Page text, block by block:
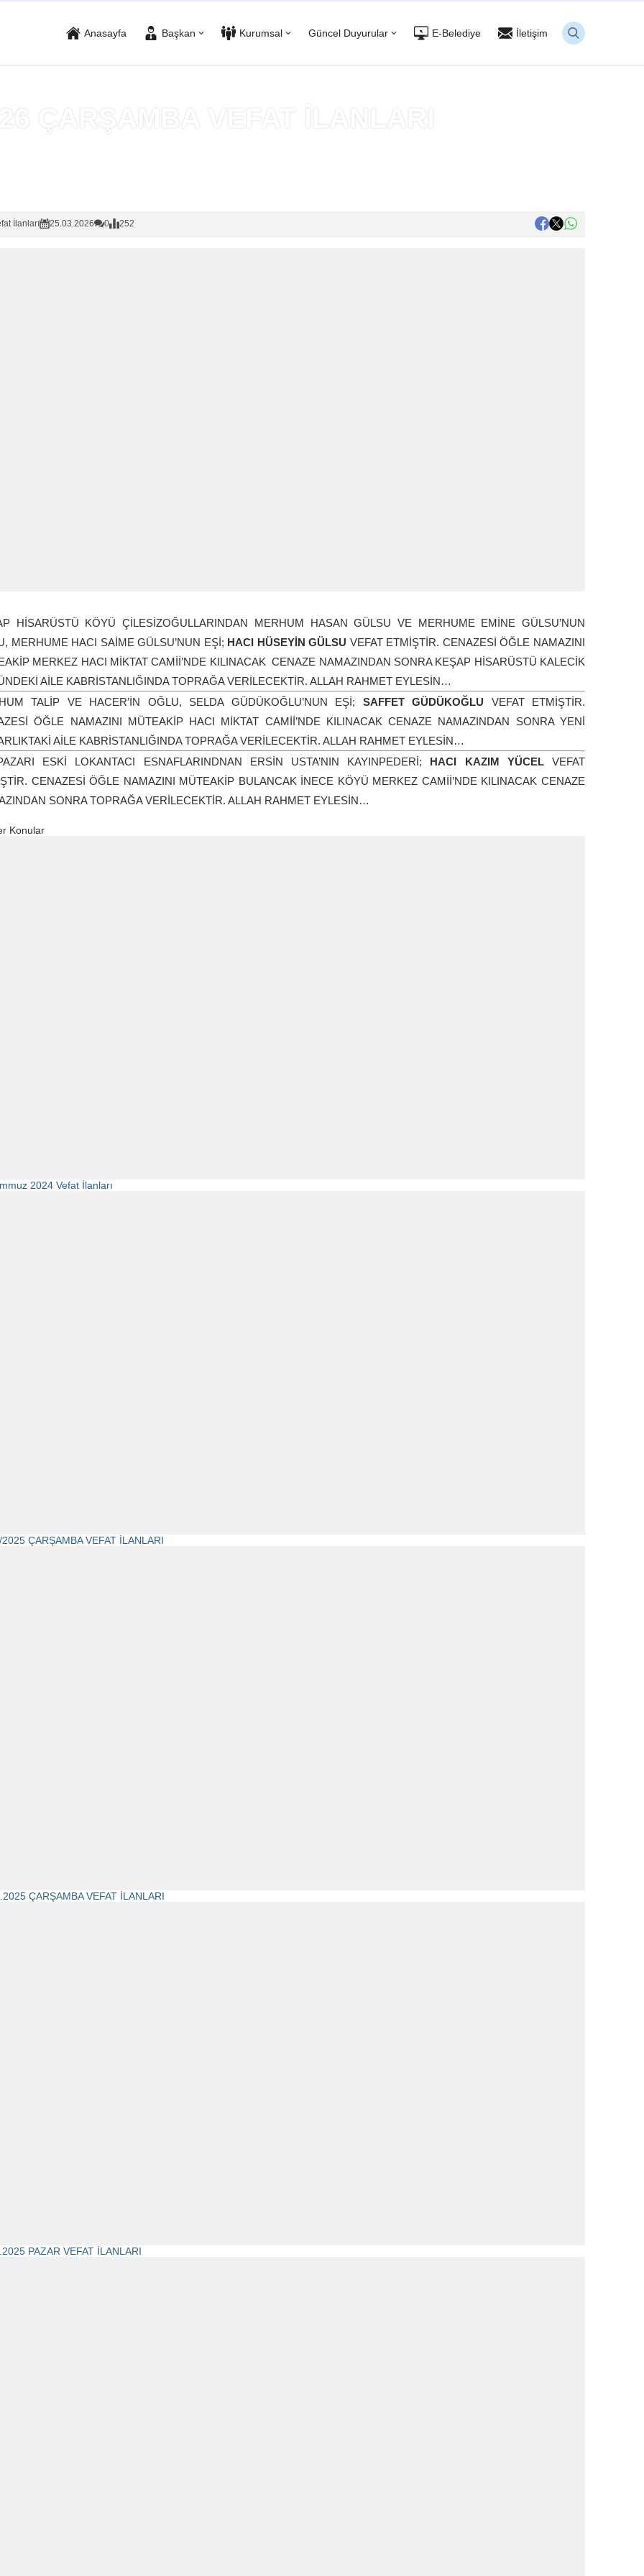
Anasayfa Başkan Kurumsal Güncel Duyurular E-Belediye İletişim
ÇARŞAMBA VEFAT İLANLARI
İlanları 25.03.2026 0 252
HİSARÜSTÜ KÖYÜ ÇİLESİZOĞULLARINDAN MERHUM HASAN GÜLSU VE MERHUME EMİNE GÜLSU’NUN
MERHUME HACI SAİME GÜLSU’NUN EŞİ; HACI HÜSEYİN GÜLSU VEFAT ETMİŞTİR. CENAZESİ ÖĞLE NAMAZINI
MERKEZ HACI MİKTAT CAMİİ’NDE KILINACAK CENAZE NAMAZINDAN SONRA KEŞAP HİSARÜSTÜ KALECİK
AİLE KABRİSTANLIĞINDA TOPRAĞA VERİLECEKTİR. ALLAH RAHMET EYLESİN…
TALİP VE HACER’İN OĞLU, SELDA GÜDÜKOĞLU’NUN EŞİ; SAFFET GÜDÜKOĞLU VEFAT ETMİŞTİR.
ÖĞLE NAMAZINI MÜTEAKİP HACI MİKTAT CAMİİ’NDE KILINACAK CENAZE NAMAZINDAN SONRA YENİ
AİLE KABRİSTANLIĞINDA TOPRAĞA VERİLECEKTİR. ALLAH RAHMET EYLESİN…
ESKİ LOKANTACI ESNAFLARINDNAN ERSİN USTA’NIN KAYINPEDERİ; HACI KAZIM YÜCELVEFAT
CENAZESİ ÖĞLE NAMAZINI MÜTEAKİP BULANCAK İNECE KÖYÜ MERKEZ CAMİİ’NDE KILINACAK CENAZE
SONRA TOPRAĞA VERİLECEKTİR. ALLAH RAHMET EYLESİN…
Konular
2024 Vefat İlanları
ÇARŞAMBA VEFAT İLANLARI
ÇARŞAMBA VEFAT İLANLARI
PAZAR VEFAT İLANLARI